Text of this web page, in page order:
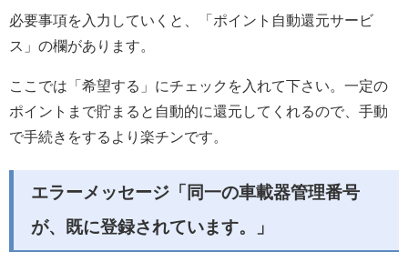
必要事項を入力していくと、「ポイント自動還元サービ
ス」の欄があります。
ここでは「希望する」にチェックを入れて下さい。一定の
ポイントまで貯まると自動的に還元してくれるので、手動
で手続きをするより楽チンです。
エラーメッセージ「同一の車載器管理番号
が、既に登録されています。」